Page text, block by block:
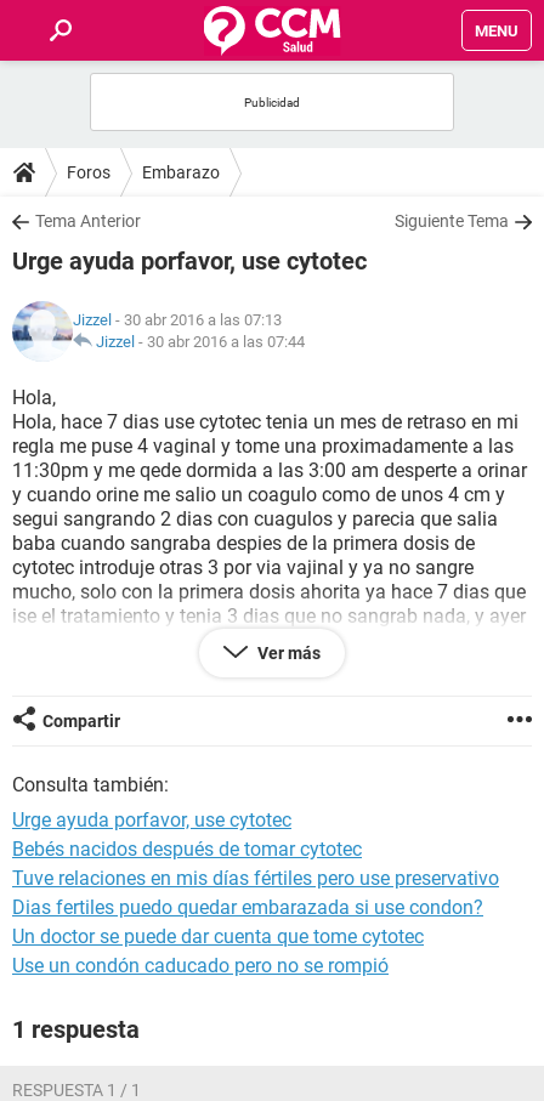
MENU
FOROS
SALUD
FAMILIA
NUTRICIÓN
BIENESTAR
SEXUALIDAD
GLOSARIO
Foros Embarazo
Tema Anterior Siguiente Tema
Urge ayuda porfavor, use cytotec
Jizzel - 30 abr 2016 a las 07:13
Jizzel - 30 abr 2016 a las 07:44
Hola,
Hola, hace 7 dias use cytotec tenia un mes de retraso en mi
regla me puse 4 vaginal y tome una proximadamente a las
11:30pm y me qede dormida a las 3:00 am desperte a orinar
y cuando orine me salio un coagulo como de unos 4 cm y
segui sangrando 2 dias con cuagulos y parecia que salia
baba cuando sangraba despies de la primera dosis de
cytotec introduje otras 3 por via vajinal y ya no sangre
mucho, solo con la primera dosis ahorita ya hace 7 dias que
ise el tratamiento y tenia 3 dias que no sangrab nada, y ayer
que fui a orinar nots que en el papel habia sangre, empese a
sangrar de nuevo pero muy poco solo cuando orino o
coagulos ni nada solo un poco baboso aveces ,, estoy muy
nerviosa, que puedo hcer ? Fue normal como sangre cuando
porfvor me eh sentido con mucho sueño nauseas y presion
baja.
Ver más
Compartir
Consulta también:
Urge ayuda porfavor, use cytotec
Bebés nacidos después de tomar cytotec
Tuve relaciones en mis días fértiles pero use preservativo
Dias fertiles puedo quedar embarazada si use condon?
Un doctor se puede dar cuenta que tome cytotec
Use un condón caducado pero no se rompió
1 respuesta
RESPUESTA 1 / 1